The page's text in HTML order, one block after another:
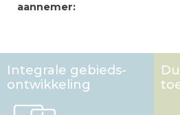
aannemer:
Integrale gebieds­
ontwikkeling